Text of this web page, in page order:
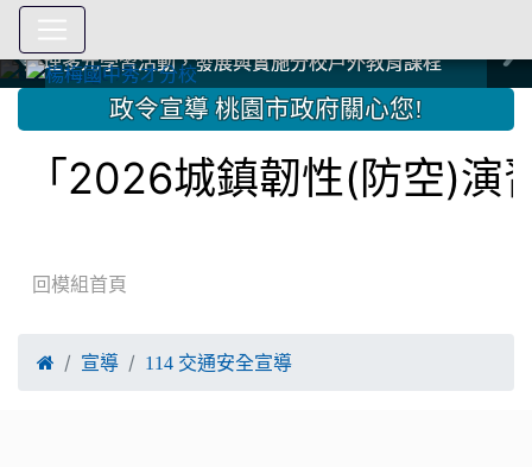
中國信託商業銀行 2023.04.22 愛傳球計畫
中國信託商業銀行 2023.04.22 愛傳球計畫
辦理多元學習活動，發展與實施分校戶外教育課程
辦理多元學習活動，發展與實施分校戶外教育課程
爭取社會資源，傳愛與溫暖：2024.3.19 桃園市家長會與桃
園女子美容商業童也工會義剪活動
爭取社會資源，傳愛與溫暖：2024.3.19 桃園市家長會與桃
園女子美容商業童也工會義剪活動
112學年度畢業學生與師長合照
112學年度畢業學生與師長合照
辦理多元學習活動，發展與實施分校戶外教育課程
辦理多元學習活動，發展與實施分校戶外教育課程
爭取社會資源，傳愛與溫暖：110.12.22 國際獅子會與本校
師生歲末感恩活動
爭取社會資源，傳愛與溫暖：110.12.22 國際獅子會與本校
師生歲末感恩活動
爭取社會資源，傳愛與溫暖：110.12.22 國際獅子會贈送本
校學生耶誕禮物
爭取社會資源，傳愛與溫暖：110.12.22 國際獅子會贈送本
校學生耶誕禮物
112.9.27參觀客家博覽會
112.9.27參觀客家博覽會
2023.12.27 國際獅子會贈送本校學生耶誕禮物
2023.12.27 國際獅子會贈送本校學生耶誕禮物
2023.12.27 國際獅子會贊助本校學生獎助學金
2023.12.27 國際獅子會贊助本校學生獎助學金
2023.12.27 聖誕感恩歌謠競賽；本校師生與國際獅子會獅
兄、師姐同樂
2023.12.27 聖誕感恩歌謠競賽；本校師生與國際獅子會獅
兄、師姐同樂
建置優質學習空間；合作互惠，建立良善公共關係
建置優質學習空間；合作互惠，建立良善公共關係
::: 政令宣導 桃園市政府關心您!
城鎮韌性(防空)演習」
回模組首頁
 宣導 114 交通安全宣導